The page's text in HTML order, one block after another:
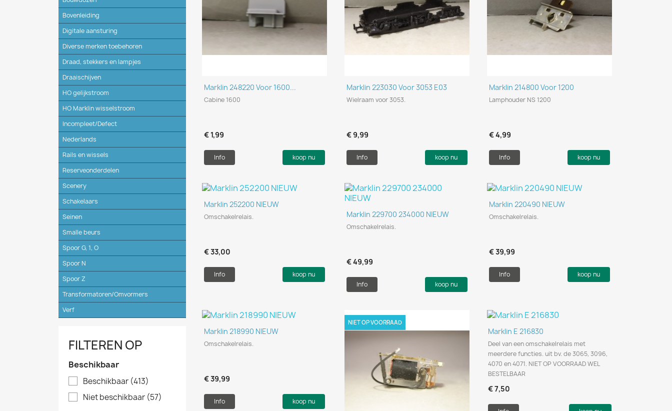
Bovenleiding
Digitale aansturing
Diverse merken toebehoren
Draad, stekkers en lampjes
Draaischijven
HO gelijkstroom
HO Marklin wisselstroom
Incompleet/Defect
Nederlands
Rails en wissels
Reserveonderdelen
Scenery
Schakelaars
Seinen
Smalle beurs
Spoor G, 1, O
Spoor N
Spoor Z
Transformatoren/Omvormers
Verf
FILTEREN OP
Beschikbaar
Beschikbaar (413)
Niet beschikbaar (57)
Snel bekijken
Marklin 248220 Voor 1600...
Cabine 1600
€ 1,99
Info koop nu
Snel bekijken
Marklin 223030 Voor 3053 E03
Wielraam voor 3053.
€ 9,99
Info koop nu
Snel bekijken
Marklin 214800 Voor 1200
Lamphouder NS 1200
€ 4,99
Info koop nu
Snel bekijken
Marklin 252200 NIEUW
Omschakelrelais.
€ 33,00
Info koop nu
Snel bekijken
Marklin 229700 234000 NIEUW
Omschakelrelais.
€ 49,99
Info koop nu
Snel bekijken
Marklin 220490 NIEUW
Omschakelrelais.
€ 39,99
Info koop nu
Snel bekijken
Marklin 218990 NIEUW
Omschakelrelais.
€ 39,99
Info koop nu
NIET OP VOORRAAD
Snel bekijken
Marklin E 216830
Deel van een omschakelrelais met
meerdere functies. uit bv. de 3065, 3096,
4070 en 4071. NIET OP VOORRAAD WEL
BESTELBAAR
€ 7,50